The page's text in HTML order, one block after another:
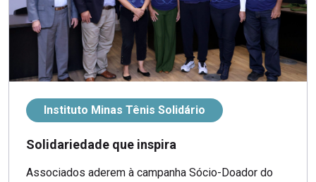
Instituto Minas Tênis Solidário
Solidariedade que inspira
Associados aderem à campanha Sócio-Doador do